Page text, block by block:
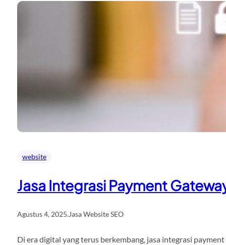
website
Jasa Integrasi Payment
Agustus 4, 2025.Jasa Website SEO
Di era digital yang terus berkembang, jasa integrasi